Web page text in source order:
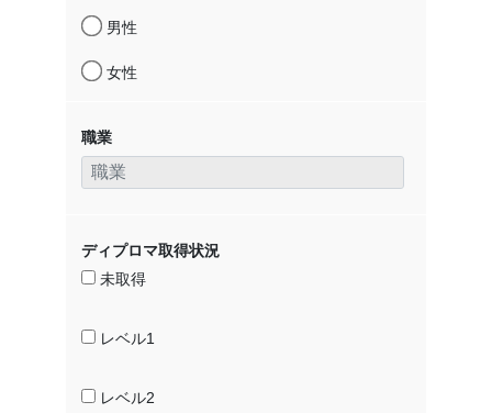
男性
女性
職業
ディプロマ取得状況
未取得
レベル1
レベル2